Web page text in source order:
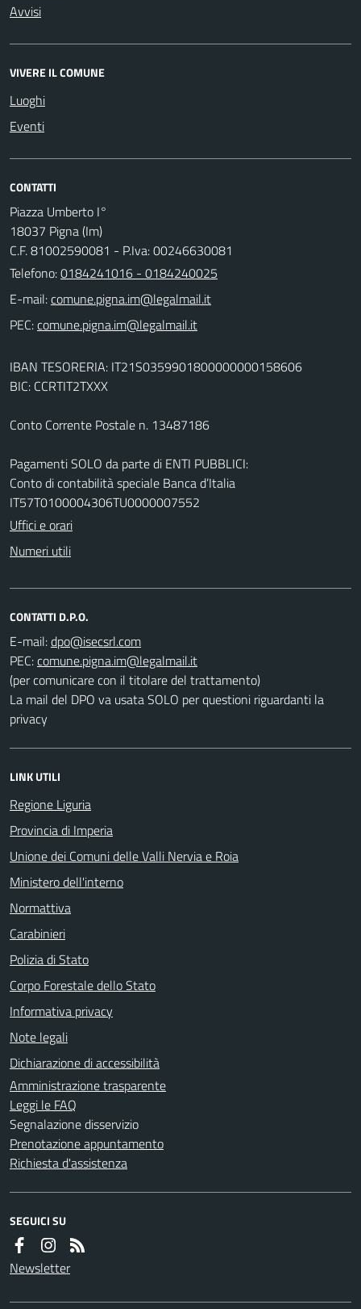
Avvisi
VIVERE IL COMUNE
Luoghi
Eventi
CONTATTI
Piazza Umberto I°
18037 Pigna (Im)
C.F. 81002590081 - P.Iva: 00246630081
Telefono:0184241016 - 0184240025
E-mail:
PEC:
IBAN TESORERIA: IT21S0359901800000000158606
BIC: CCRTIT2TXXX
Conto Corrente Postale n. 13487186
Pagamenti SOLO da parte di ENTI PUBBLICI:
Conto di contabilità speciale Banca d’Italia
IT57T0100004306TU0000007552
Uffici e orari
Numeri utili
CONTATTI D.P.O.
E-mail:
PEC:
(per comunicare con il titolare del trattamento)
La mail del DPO va usata SOLO per questioni riguardanti la
privacy
LINK UTILI
Regione Liguria
Provincia di Imperia
Unione dei Comuni delle Valli Nervia e Roia
Ministero dell'interno
Normattiva
Carabinieri
Polizia di Stato
Corpo Forestale dello Stato
Informativa privacy
Note legali
Dichiarazione di accessibilità
Amministrazione trasparente
Leggi le FAQ
Segnalazione disservizio
Prenotazione appuntamento
Richiesta d'assistenza
SEGUICI SU
Newsletter